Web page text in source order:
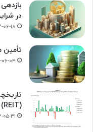
در
۱۴۰۲-
تأمین
۱۴۰۲-
(REIT)
۱۴۰۲-